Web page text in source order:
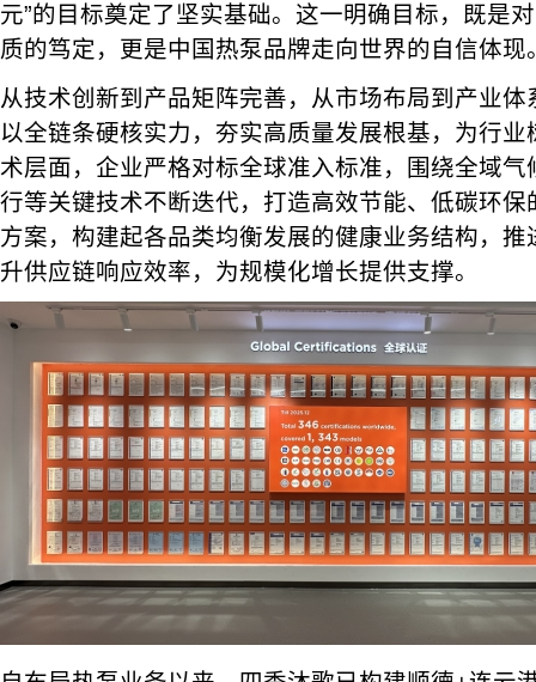
元”的目标奠定了坚实基础。这一明确目标，既是
质的笃定，更是中国热泵品牌走向世界的自信体现
从技术创新到产品矩阵完善，从市场布局到产业
以全链条硬核实力，夯实高质量发展根基，为行
术层面，企业严格对标全球准入标准，围绕全域
行等关键技术不断迭代，打造高效节能、低碳环
方案，构建起各品类均衡发展的健康业务结构，
升供应链响应效率，为规模化增长提供支撑。